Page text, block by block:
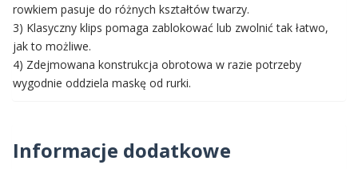
rowkiem pasuje do różnych kształtów twarzy.
3) Klasyczny klips pomaga zablokować lub zwolnić tak łatwo,
jak to możliwe.
4) Zdejmowana konstrukcja obrotowa w razie potrzeby
wygodnie oddziela maskę od rurki.
Informacje dodatkowe